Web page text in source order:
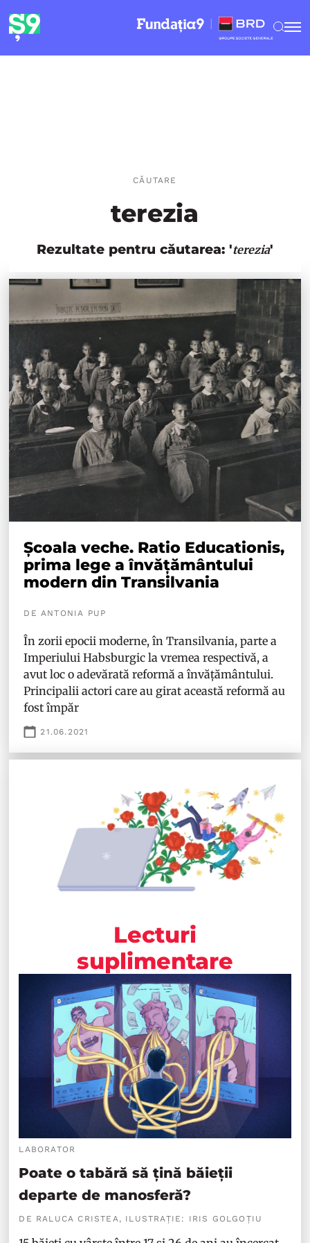
CĂUTARE
terezia
Rezultate pentru căutarea: 'terezia'
Școala veche. Ratio Educationis,
prima lege a învățământului
modern din Transilvania
DE ANTONIA PUP
În zorii epocii moderne, în Transilvania, parte a
Imperiului Habsburgic la vremea respectivă, a
avut loc o adevărată reformă a învățământului.
Principalii actori care au girat această reformă au
fost împăr
21.06.2021
Lecturi
suplimentare
LABORATOR
Poate o tabără să țină băieții
departe de manosferă?
DE RALUCA CRISTEA, ILUSTRAȚIE: IRIS GOLGOȚIU